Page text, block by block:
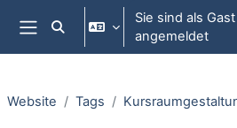
Zum Hauptinhalt
Website-Übersicht
Sucheingabe umschalten
Sie sind als Gast
angemeldet
Website Tags